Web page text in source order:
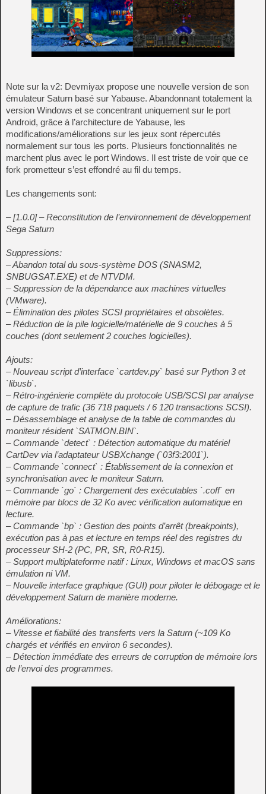
Note sur la v2: Devmiyax propose une nouvelle version de son
émulateur Saturn basé sur Yabause. Abandonnant totalement la
version Windows et se concentrant uniquement sur le port
Android, grâce à l’architecture de Yabause, les
modifications/améliorations sur les jeux sont répercutés
normalement sur tous les ports. Plusieurs fonctionnalités ne
marchent plus avec le port Windows. Il est triste de voir que ce
fork prometteur s’est effondré au fil du temps.
Les changements sont:
– [1.0.0] – Reconstitution de l’environnement de développement
Sega Saturn
Suppressions:
– Abandon total du sous-système DOS (SNASM2,
SNBUGSAT.EXE) et de NTVDM.
– Suppression de la dépendance aux machines virtuelles
(VMware).
– Élimination des pilotes SCSI propriétaires et obsolètes.
– Réduction de la pile logicielle/matérielle de 9 couches à 5
couches (dont seulement 2 couches logicielles).
Ajouts:
– Nouveau script d’interface `cartdev.py` basé sur Python 3 et
`libusb`.
– Rétro-ingénierie complète du protocole USB/SCSI par analyse
de capture de trafic (36 718 paquets / 6 120 transactions SCSI).
– Désassemblage et analyse de la table de commandes du
moniteur résident `SATMON.BIN`.
– Commande `detect` : Détection automatique du matériel
CartDev via l’adaptateur USBXchange (`03f3:2001`).
– Commande `connect` : Établissement de la connexion et
synchronisation avec le moniteur Saturn.
– Commande `go` : Chargement des exécutables `.coff` en
mémoire par blocs de 32 Ko avec vérification automatique en
lecture.
– Commande `bp` : Gestion des points d’arrêt (breakpoints),
exécution pas à pas et lecture en temps réel des registres du
processeur SH-2 (PC, PR, SR, R0-R15).
– Support multiplateforme natif : Linux, Windows et macOS sans
émulation ni VM.
– Nouvelle interface graphique (GUI) pour piloter le débogage et le
développement Saturn de manière moderne.
Améliorations:
– Vitesse et fiabilité des transferts vers la Saturn (~109 Ko
chargés et vérifiés en environ 6 secondes).
– Détection immédiate des erreurs de corruption de mémoire lors
de l’envoi des programmes.